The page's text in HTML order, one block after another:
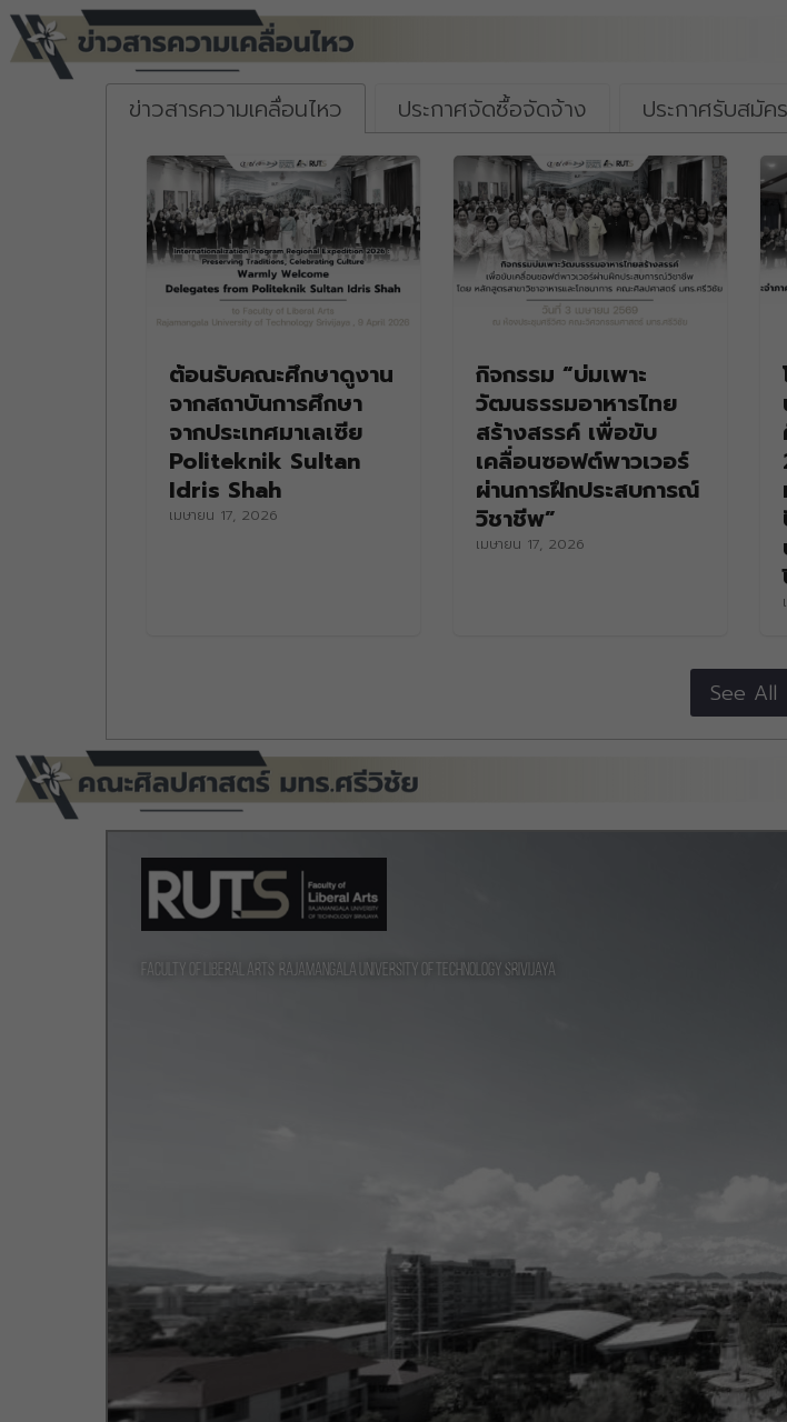
ข่าวสารความเคลื่อนไหว ประกาศจัดซื้อจัดจ้าง ประกาศรับสมั
ต้อนรับคณะศึกษาดูงาน
จากสถาบันการศึกษา
จากประเทศมาเลเซีย
Politeknik Sultan
Idris Shah
เมษายน 17, 2026
กิจกรรม “บ่มเพาะ
วัฒนธรรมอาหารไทย
สร้างสรรค์ เพื่อขับ
เคลื่อนซอฟต์พาวเวอร์
ผ่านการฝึกประสบการณ์
วิชาชีพ”
เมษายน 17, 2026
See All